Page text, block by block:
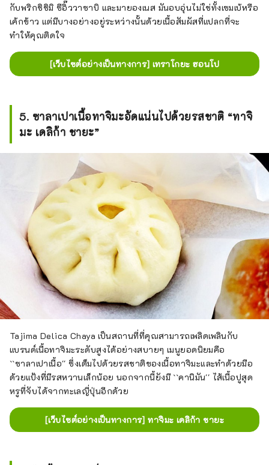
กับพริกชิชิมิ ซีอิ๊ววาซาบิ และมายองเนส มันอบอุ่นไม่ใช่ทั้งเซมเบ้หรือ
เค้กข้าว แต่มีบางอย่างอยู่ระหว่างนั้นด้วยเนื้อสัมผัสที่แปลกที่จะ
ทำให้คุณติดใจ
[เว็บไซต์อย่างเป็นทางการ] เทราโกยะ ฮอนโป
5. ซาลาเปาเนื้อทาจิมะอัดแน่นไปด้วยรสชาติ “ทาจิ
มะ เดลิก้า ชายะ”
Tajima Delica Chaya เป็นสถานที่ที่คุณสามารถเพลิดเพลินกับ
แบรนด์เนื้อทาจิมะระดับสูงได้อย่างสบายๆ เมนูยอดนิยมคือ
``ซาลาเปาเนื้อ'' ซึ่งเต็มไปด้วยรสชาติของเนื้อทาจิมะและทำด้วยมือ
ด้วยแป้งที่มีรสหวานเล็กน้อย นอกจากนี้ยังมี ``คานิมัน'' ไส้เนื้อปูสุด
หรูที่จับได้จากทะเลญี่ปุ่นอีกด้วย
[เว็บไซต์อย่างเป็นทางการ] ทาจิมะ เดลิก้า ชายะ